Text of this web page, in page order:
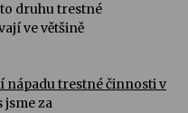
druhu trestné
ve většině
trestné činnosti v
jsme za